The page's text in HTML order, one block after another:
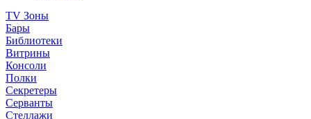
TV Зоны
Бары
Библиотеки
Витрины
Консоли
Полки
Секретеры
Серванты
Стеллажи